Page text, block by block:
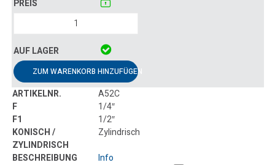
ZUM WARENKORB HINZUFÜGEN
A52C
1/4″
1/2″
Zylindrisch
Info